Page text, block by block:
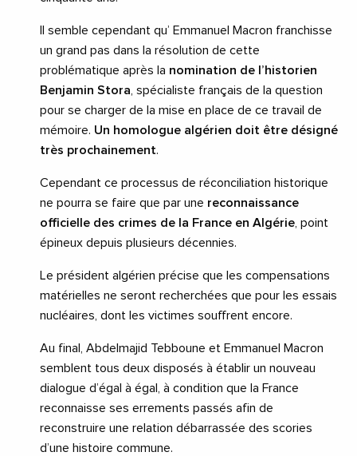
Il semble cependant qu’ Emmanuel Macron franchisse
un grand pas dans la résolution de cette
problématique après la nomination de l’historien
Benjamin Stora , spécialiste français de la question
pour se charger de la mise en place de ce travail de
mémoire. Un homologue algérien doit être désigné
très prochainement.
Cependant ce processus de réconciliation historique
ne pourra se faire que par une reconnaissance
officielle des crimes de la France en Algérie , point
épineux depuis plusieurs décennies.
Le président algérien précise que les compensations
matérielles ne seront recherchées que pour les essais
nucléaires, dont les victimes souffrent encore.
Au final, Abdelmajid Tebboune et Emmanuel Macron
semblent tous deux disposés à établir un nouveau
dialogue d’égal à égal, à condition que la France
reconnaisse ses errements passés afin de
reconstruire une relation débarrassée des scories
d’une histoire commune.